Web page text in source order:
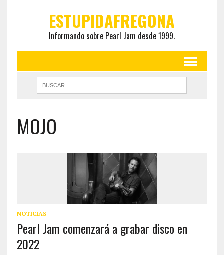
ESTUPIDAFREGONA
Informando sobre Pearl Jam desde 1999.
MOJO
NOTICIAS
Pearl Jam comenzará a grabar disco en
2022